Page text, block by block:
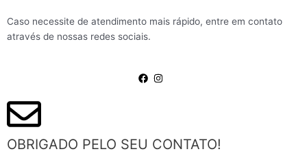
Caso necessite de atendimento mais rápido, entre em contato
através de nossas redes sociais.
OBRIGADO PELO SEU CONTATO!